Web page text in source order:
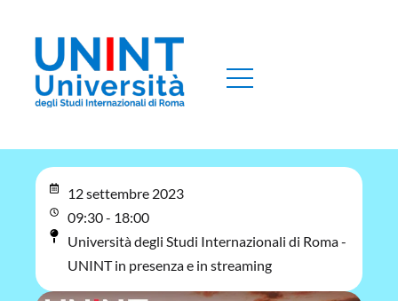
12 settembre 2023
09:30 - 18:00
Università degli Studi Internazionali di Roma -
UNINT in presenza e in streaming